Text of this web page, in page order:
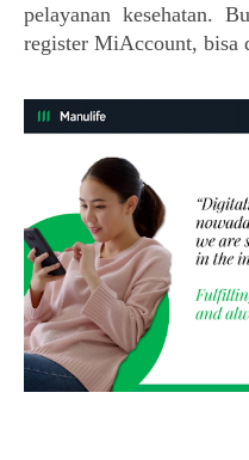
pelayanan kesehatan.
register MiAccount, bisa